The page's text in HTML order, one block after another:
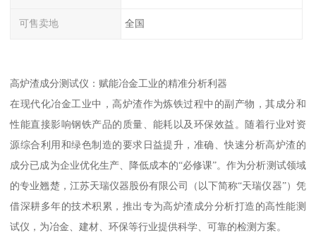
可售卖地 全国
高炉渣成分测试仪：赋能冶金工业的精准分析利器
在现代化冶金工业中，高炉渣作为炼铁过程中的副产物，其成分和
性能直接影响钢铁产品的质量、能耗以及环保效益。随着行业对资
源综合利用和绿色制造的要求日益提升，准确、快速分析高炉渣的
成分已成为企业优化生产、降低成本的“必修课”。作为分析测试领域
的专业翘楚，江苏天瑞仪器股份有限公司（以下简称“天瑞仪器”）凭
借深耕多年的技术积累，推出专为高炉渣成分分析打造的高性能测
试仪，为冶金、建材、环保等行业提供科学、可靠的检测方案。